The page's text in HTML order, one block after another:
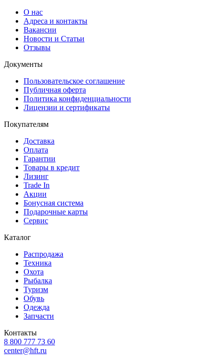
О нас
Адреса и контакты
Вакансии
Новости и Статьи
Отзывы
Документы
Пользовательское соглашение
Публичная оферта
Политика конфиденциальности
Лицензии и сертификаты
Покупателям
Доставка
Оплата
Гарантии
Товары в кредит
Лизинг
Trade In
Акции
Бонусная система
Подарочные карты
Сервис
Каталог
Распродажа
Техника
Охота
Рыбалка
Туризм
Обувь
Одежда
Запчасти
Контакты
8 800 777 73 60
center@hft.ru